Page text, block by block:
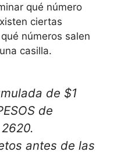
qué número
ciertas
números salen
casilla.
de $1
de
antes de las